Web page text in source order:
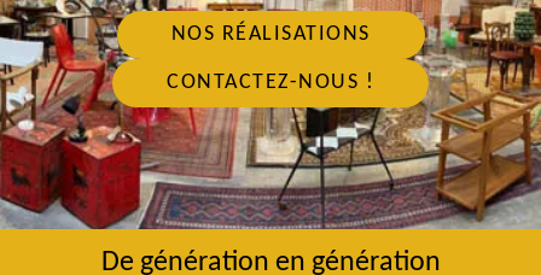
NOS RÉALISATIONS
CONTACTEZ-NOUS !
De génération en génération